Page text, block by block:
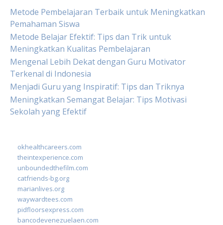
Metode Pembelajaran Terbaik untuk Meningkatkan
Pemahaman Siswa
Metode Belajar Efektif: Tips dan Trik untuk
Meningkatkan Kualitas Pembelajaran
Mengenal Lebih Dekat dengan Guru Motivator
Terkenal di Indonesia
Menjadi Guru yang Inspiratif: Tips dan Triknya
Meningkatkan Semangat Belajar: Tips Motivasi
Sekolah yang Efektif
okhealthcareers.com
theintexperience.com
unboundedthefilm.com
catfriends-bg.org
marianlives.org
waywardtees.com
pidfloorsexpress.com
bancodevenezuelaen.com